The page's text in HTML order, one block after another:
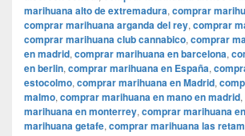
marihuana alto de extremadura, comprar
comprar marihuana arganda del rey, comprar
comprar marihuana club cannabico, comprar
en madrid, comprar marihuana en barcelona,
en berlin, comprar marihuana en España,
estocolmo, comprar marihuana en Madrid,
malmo, comprar marihuana en mano en madrid,
marihuana en monterrey, comprar marihuana
marihuana getafe, comprar marihuana las